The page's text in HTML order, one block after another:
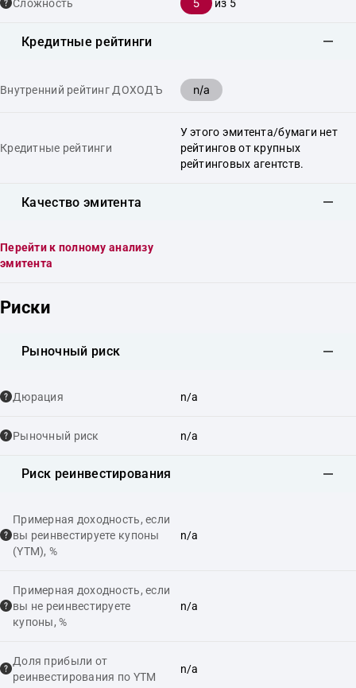
Сложность 5 из 5
Кредитные рейтинги
Внутренний рейтинг ДОХОДЪ n/a
Кредитные рейтинги
У этого эмитента/бумаги нет
рейтингов от крупных
рейтинговых агентств.
Качество эмитента
Перейти к полному анализу
эмитента
Риски
Рыночный риск
Дюрация n/a
Рыночный риск n/a
Риск реинвестирования
Примерная доходность, если
вы реинвестируете купоны
(YTM), %
n/a
Примерная доходность, если
вы не реинвестируете
купоны, %
n/a
Доля прибыли от
реинвестирования по YTM
n/a